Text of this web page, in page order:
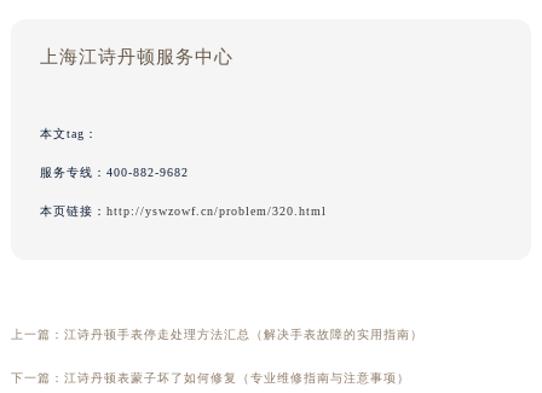
上海江诗丹顿服务中心
本文tag：
服务专线： 400-882-9682
本页链接： http://yswzowf.cn/problem/320.html
上一篇： 江诗丹顿手表停走处理方法汇总（解决手表故障的实用指南）
下一篇： 江诗丹顿表蒙子坏了如何修复（专业维修指南与注意事项）